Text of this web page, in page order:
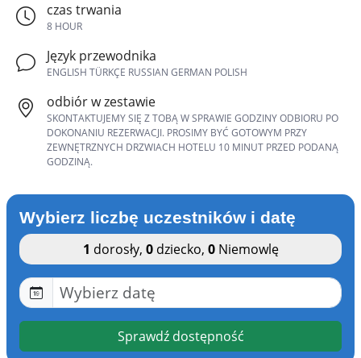
czas trwania
8 HOUR
Język przewodnika
ENGLISH TÜRKÇE RUSSIAN GERMAN POLISH
odbiór w zestawie
SKONTAKTUJEMY SIĘ Z TOBĄ W SPRAWIE GODZINY ODBIORU PO
DOKONANIU REZERWACJI. PROSIMY BYĆ GOTOWYM PRZY
ZEWNĘTRZNYCH DRZWIACH HOTELU 10 MINUT PRZED PODANĄ
GODZINĄ.
Wybierz liczbę uczestników i datę
1 dorosły, 0dziecko, 0Niemowlę
Sprawdź dostępność